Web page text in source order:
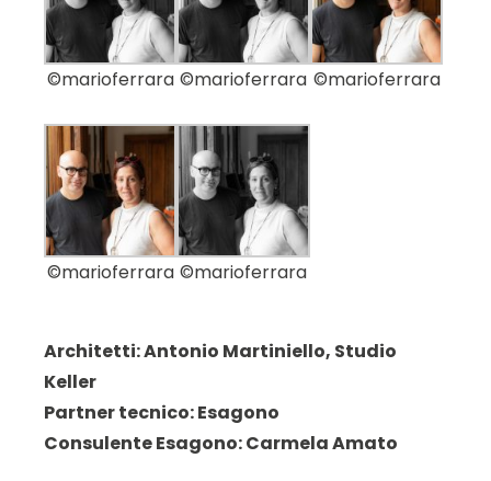
©marioferrara ©marioferrara ©marioferrara
©marioferrara ©marioferrara
Architetti: Antonio Martiniello, Studio
Keller
Partner tecnico: Esagono
Consulente Esagono: Carmela Amato